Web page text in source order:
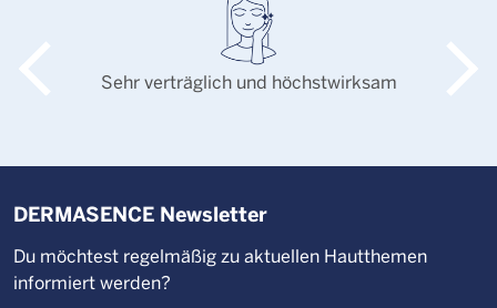
Sehr verträglich und höchstwirksam
DERMASENCE Newsletter
Du möchtest regelmäßig zu aktuellen Hautthemen
informiert werden?